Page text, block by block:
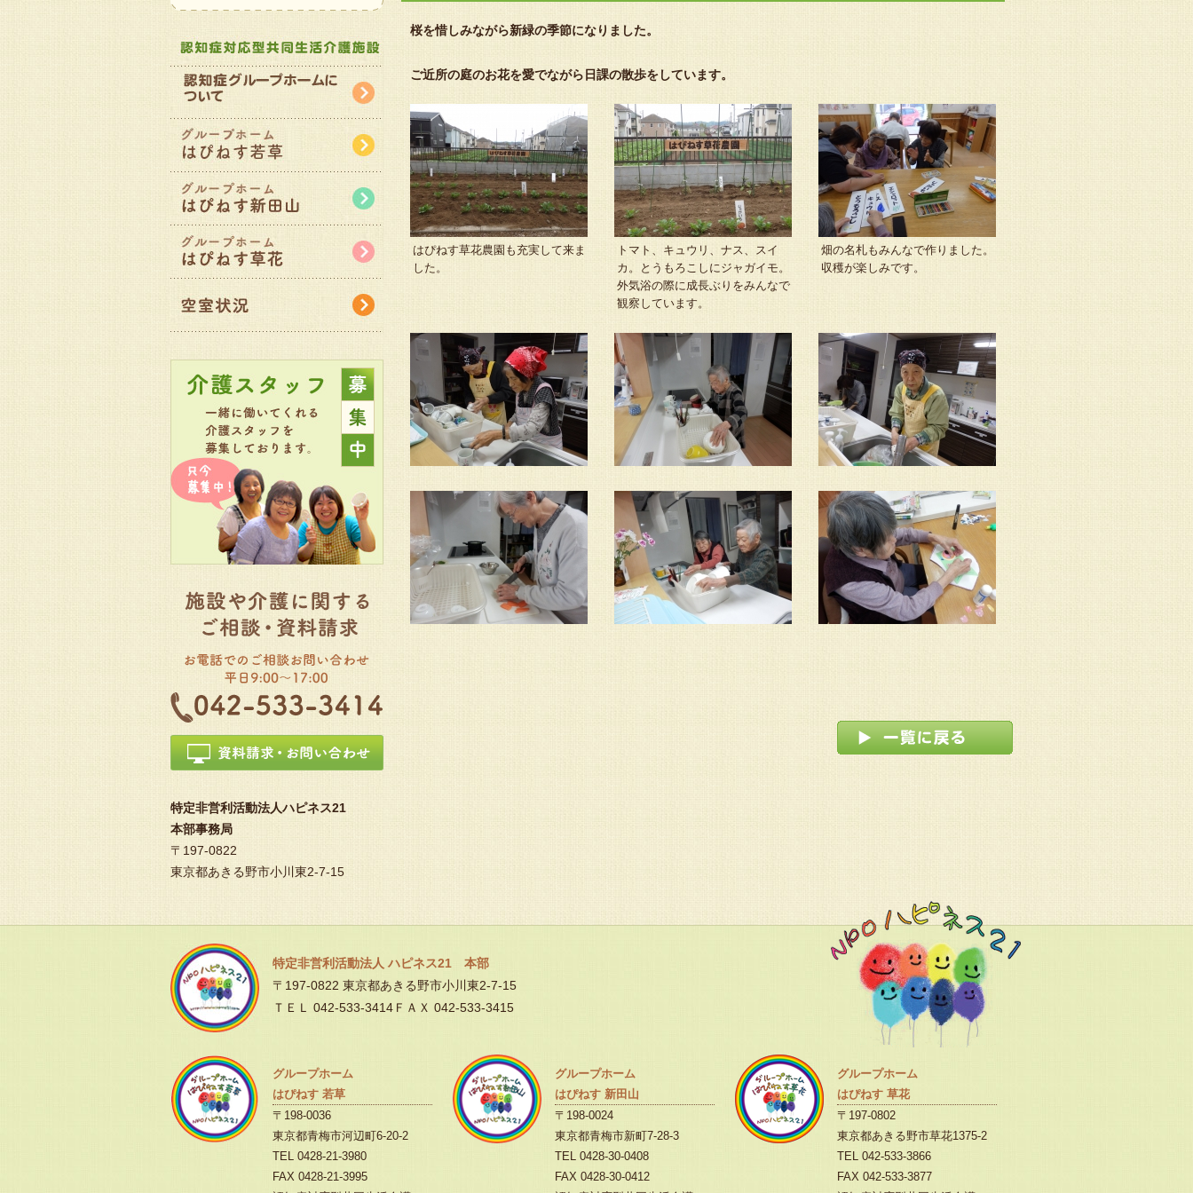
特定非営利活動法人ハピネス21
本部事務局
〒197-0822
東京都あきる野市小川東2-7-15
桜を惜しみながら新緑の季節になりました。
ご近所の庭のお花を愛でながら日課の散歩をしています。
はぴねす草花農園も充実して来ま
した。
トマト、キュウリ、ナス、スイ
カ。とうもろこしにジャガイモ。
外気浴の際に成長ぶりをみんなで
観察しています。
畑の名札もみんなで作りました。
収穫が楽しみです。
特定非営利活動法人 ハピネス21 本部
〒197-0822 東京都あきる野市小川東2-7-15
ＴＥＬ 042-533-3414ＦＡＸ 042-533-3415
グループホーム
はぴねす 若草
〒198-0036
東京都青梅市河辺町6-20-2
TEL 0428-21-3980
FAX 0428-21-3995
グループホーム
はぴねす 新田山
〒198-0024
東京都青梅市新町7-28-3
TEL 0428-30-0408
FAX 0428-30-0412
グループホーム
はぴねす 草花
〒197-0802
東京都あきる野市草花1375-2
TEL 042-533-3866
FAX 042-533-3877